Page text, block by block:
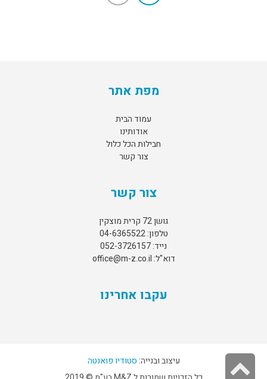
מפת אתר
עמוד הבית
אודותינו
חבילות הכל כלול
צור קשר
צור קשר
גושן 72 קרית מוצקין
טלפון: 04-6365522
נייד: 052-3726157
דוא"ל: office@m-z.co.il
עקבו אחרינו
עיצוב ובנייה: סטודיו פואנטה
גלילה